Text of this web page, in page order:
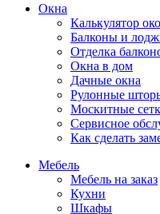
Окна
Калькулятор
Балконы и
Отделка
Окна в дом
Дачные окна
Рулонные
Москитные
Сервисное
Как сделать
Мебель
Мебель на заказ
Кухни
Шкафы